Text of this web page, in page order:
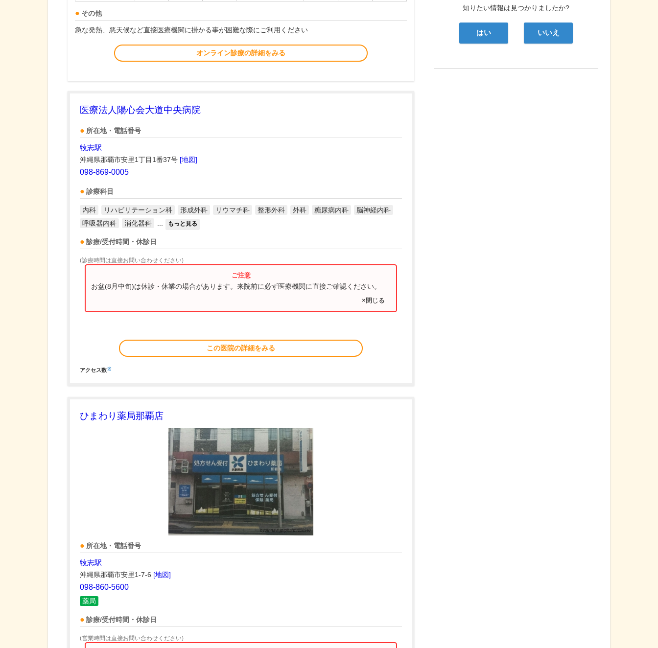
その他
急な発熱、悪天候など直接医療機関に掛かる事が困難な際にご利用ください
オンライン診療の詳細をみる
医療法人陽心会大道中央病院
所在地・電話番号
牧志駅
沖縄県那覇市安里1丁目1番37号 [地図]
098-869-0005
診療科目
内科 リハビリテーション科 形成外科 リウマチ科 整形外科 外科 糖尿病内科
脳神経内科
呼吸器内科
消化器科 もっと見る
診療/受付時間・休診日
(診療時間は直接お問い合わせください)
お盆(8月中旬)は休診・休業の場合があります。来院前に必ず医療機関に直接ご確認ください。
×閉じる
この医院の詳細をみる
アクセス数※
ひまわり薬局那覇店
所在地・電話番号
牧志駅
沖縄県那覇市安里1-7-6 [地図]
098-860-5600
薬局
診療/受付時間・休診日
(営業時間は直接お問い合わせください)
知りたい情報は見つかりましたか?
はい いいえ